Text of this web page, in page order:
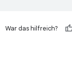
War das hilfreich?